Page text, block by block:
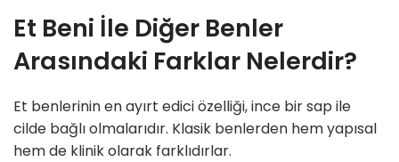
Et Beni İle Diğer Benler
Arasındaki Farklar Nelerdir?
Et benlerinin en ayırt edici özelliği, ince bir sap ile
cilde bağlı olmalarıdır. Klasik benlerden hem yapısal
hem de klinik olarak farklıdırlar.